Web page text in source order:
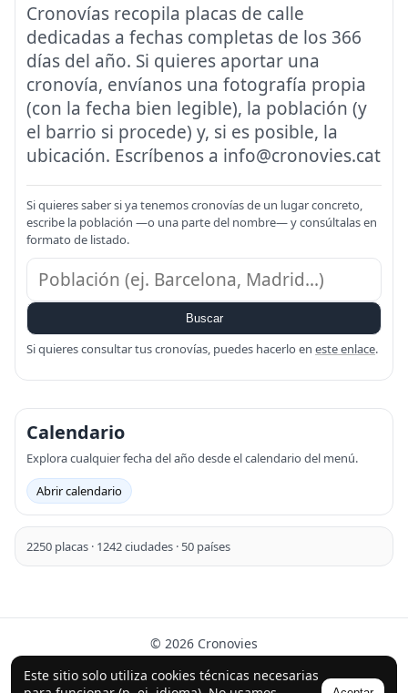
Este sitio solo utiliza cookies técnicas necesarias
Cronovías recopila placas de calle
dedicadas a fechas completas de los 366
días del año. Si quieres aportar una
cronovía, envíanos una fotografía propia
(con la fecha bien legible), la población (y
el barrio si procede) y, si es posible, la
ubicación. Escríbenos a info@cronovies.cat
Si quieres saber si ya tenemos cronovías de un lugar concreto,
escribe la población —o una parte del nombre— y consúltalas en
formato de listado.
Buscar
Si quieres consultar tus cronovías, puedes hacerlo en este enlace.
Calendario
Explora cualquier fecha del año desde el calendario del menú.
Abrir calendario
2250 placas · 1242 ciudades · 50 países
© 2026 Cronovies
Historia en las calles · Desarrollado con la ayuda de IA
(ChatGPT).